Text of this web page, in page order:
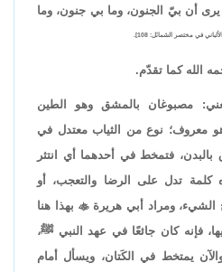
أن بيّ الجنون، وما بي جنون، وما
الله كما تقدّم.
مصبوغان بالمشق وهو الطين
معروف؛ نوع من الثياب معتدل في
بالبدن، فتمخط في أحدهما أي انتثر
كلمة تدل على الرضا والتعجب، أو
الشيء، ومراد أبي هريرة بهذا هنا
فإنه كان جائعًا في عهد النبي ﷺ،
يمتخط في الكَتان، ويسأل أمام